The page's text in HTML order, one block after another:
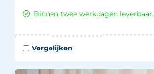
Binnen twee werkdagen leverbaar.